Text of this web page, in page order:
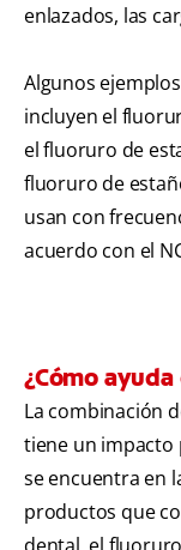
enlazados, las
Algunos
incluyen el
el fluoruro de
fluoruro de
usan con
acuerdo con el
¿Cómo
La combinación
tiene un impacto
se encuentra en
productos que